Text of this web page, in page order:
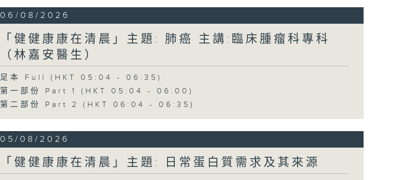
06/08/2026
「健健康康在清晨」主題: 肺癌 主講:臨床腫瘤科專科
（林嘉安醫生）
足本 Full (HKT 05:04 - 06:35)
第一部份 Part 1 (HKT 05:04 - 06:00)
第二部份 Part 2 (HKT 06:04 - 06:35)
05/08/2026
「健健康康在清晨」主題: 日常蛋白質需求及其來源